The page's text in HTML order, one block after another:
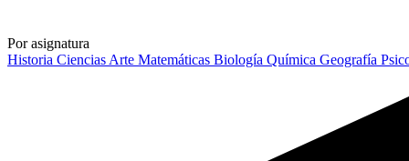
Por asignatura
Historia Ciencias Arte Matemáticas Biología Química Geografía